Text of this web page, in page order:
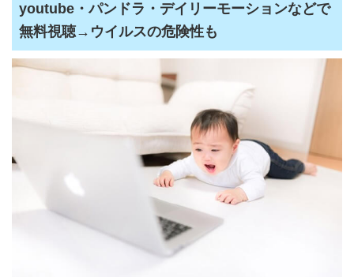
youtube・パンドラ・デイリーモーションなどで
無料視聴→ウイルスの危険性も